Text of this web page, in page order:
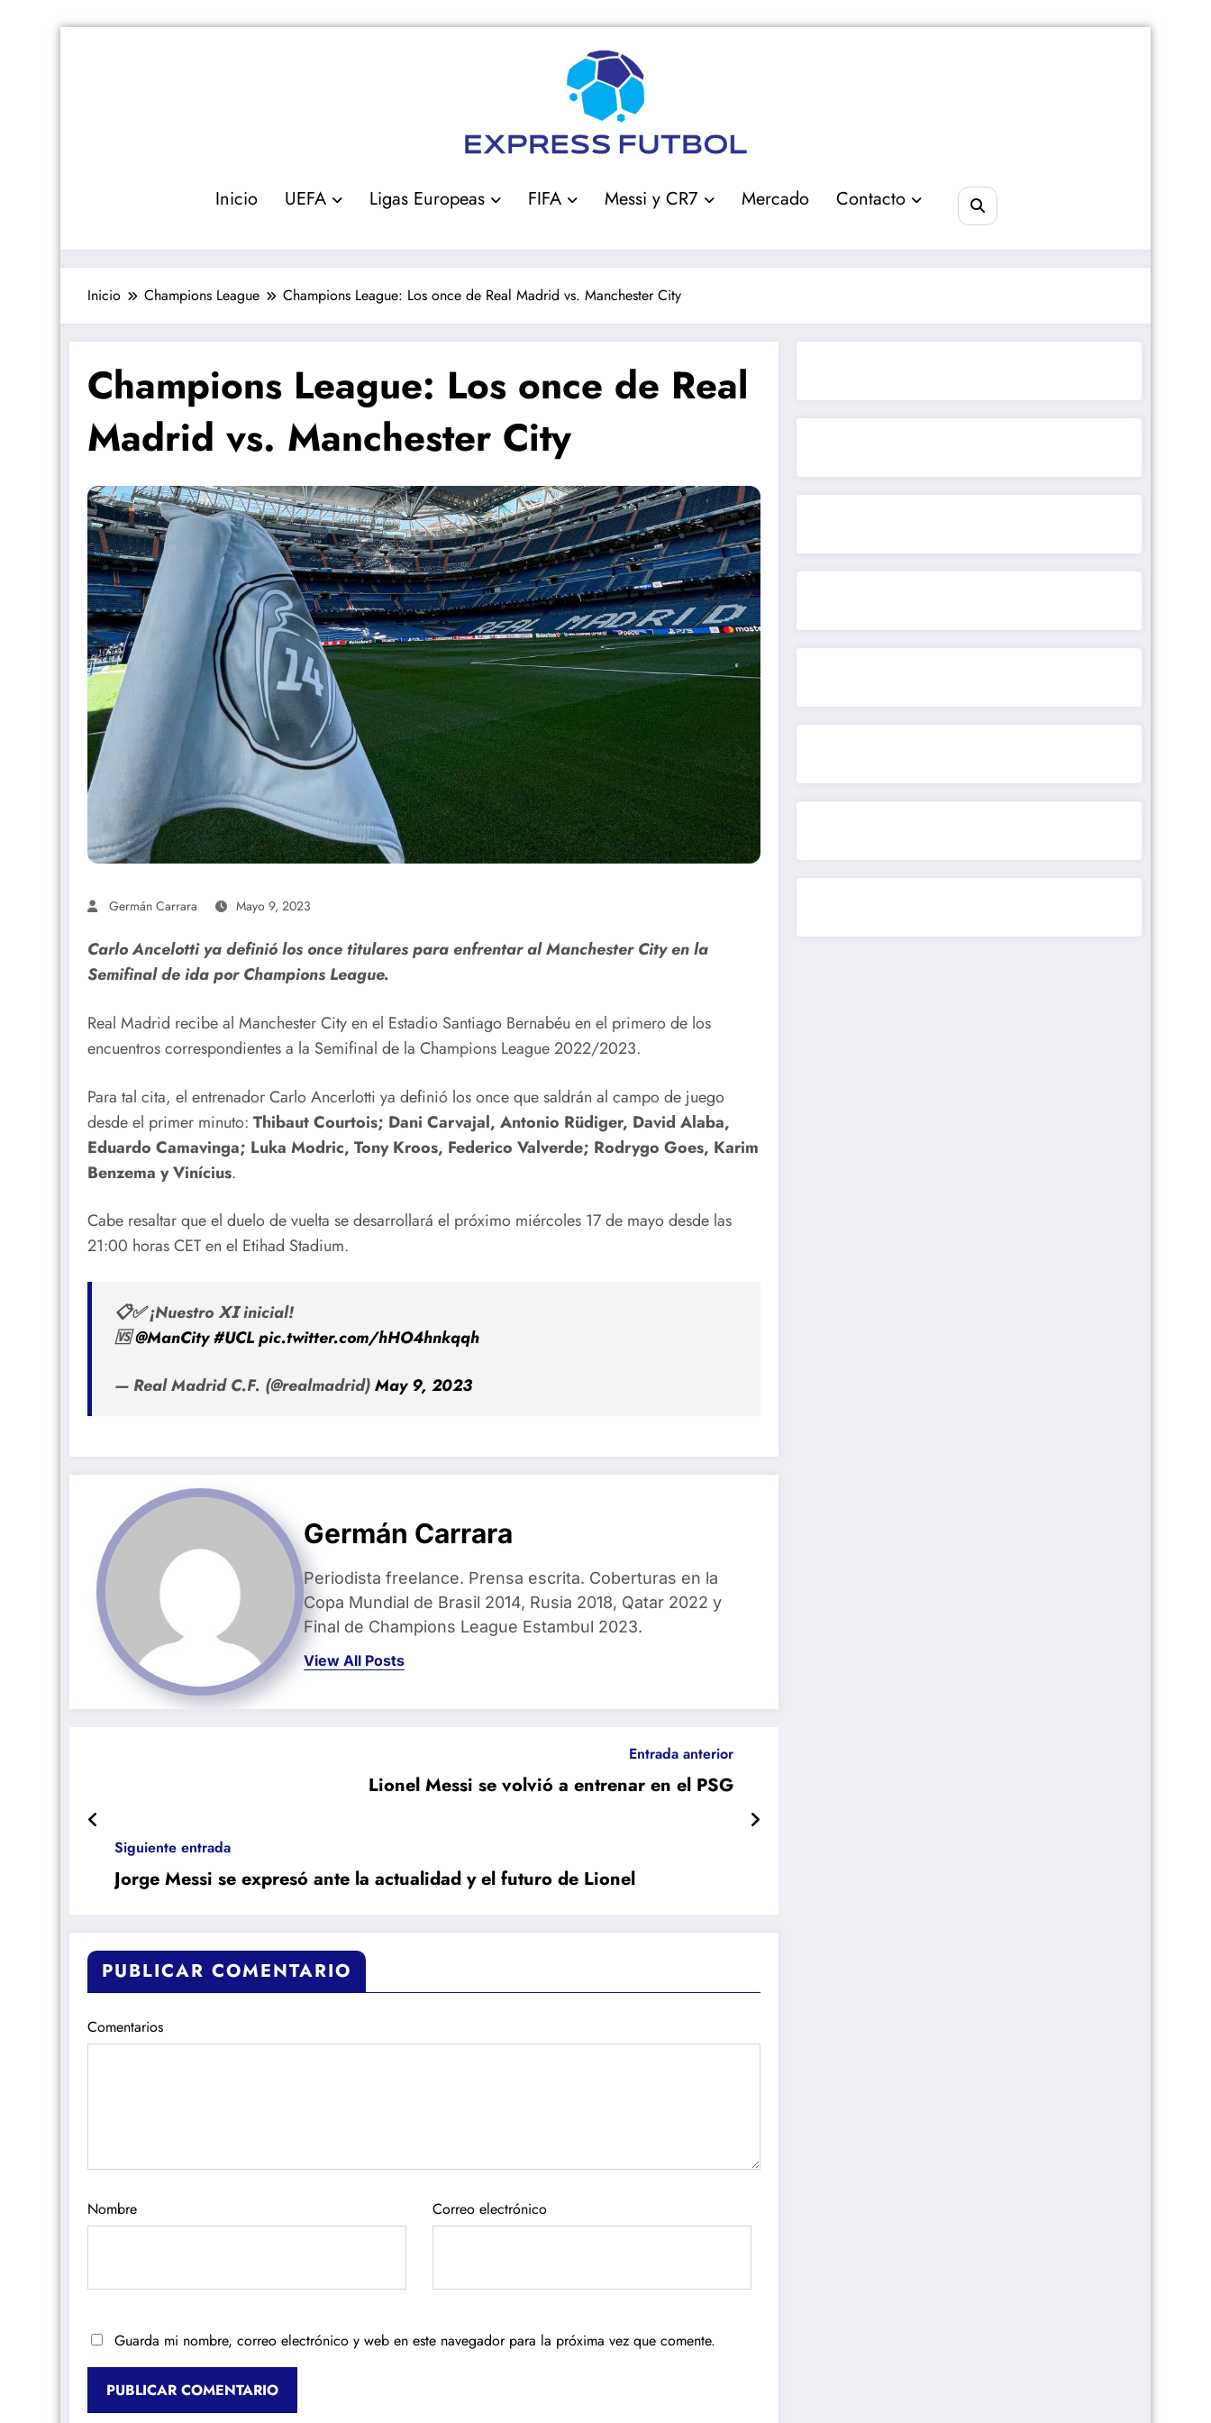
Inicio UEFA Ligas Europeas FIFA Messi y CR7 Mercado Contacto
Inicio Champions League Champions League: Los once de Real Madrid vs. Manchester City
Champions League: Los once de Real
Madrid vs. Manchester City
Germán Carrara Mayo 9, 2023
Carlo Ancelotti ya definió los once titulares para enfrentar al Manchester City en la
Semifinal de ida por Champions League.
Real Madrid recibe al Manchester City en el Estadio Santiago Bernabéu en el primero de los
encuentros correspondientes a la Semifinal de la Champions League 2022/2023.
Para tal cita, el entrenador Carlo Ancerlotti ya definió los once que saldrán al campo de juego
desde el primer minuto: Thibaut Courtois; Dani Carvajal, Antonio Rüdiger, David Alaba,
Eduardo Camavinga; Luka Modric, Tony Kroos, Federico Valverde; Rodrygo Goes, Karim
Benzema y Vinícius.
Cabe resaltar que el duelo de vuelta se desarrollará el próximo miércoles 17 de mayo desde las
21:00 horas CET en el Etihad Stadium.
📋✅ ¡Nuestro 𝗫𝗜 inicial!
🆚@ManCity#UCLpic.twitter.com/hHO4hnkqqh
— Real Madrid C.F. (@realmadrid)May 9, 2023
Germán Carrara
Periodista freelance. Prensa escrita. Coberturas en la
Copa Mundial de Brasil 2014, Rusia 2018, Qatar 2022 y
Final de Champions League Estambul 2023.
View All Posts
Entrada anterior
Lionel Messi se volvió a entrenar en el PSG
Siguiente entrada
Jorge Messi se expresó ante la actualidad y el futuro de Lionel
PUBLICAR COMENTARIO
Comentarios
Nombre Correo electrónico
Guarda mi nombre, correo electrónico y web en este navegador para la próxima vez que comente.